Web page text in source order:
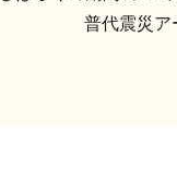
普代震災ア